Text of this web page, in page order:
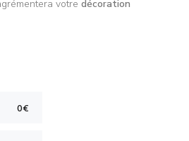
votre décoration